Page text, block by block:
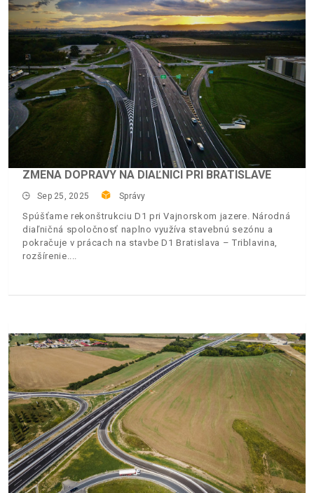
ZMENA DOPRAVY NA DIAĽNICI PRI BRATISLAVE
Sep 25, 2025 Správy
Spúšťame rekonštrukciu D1 pri Vajnorskom jazere. Národná
diaľničná spoločnosť naplno využíva stavebnú sezónu a
pokračuje v prácach na stavbe D1 Bratislava – Triblavina,
rozšírenie.